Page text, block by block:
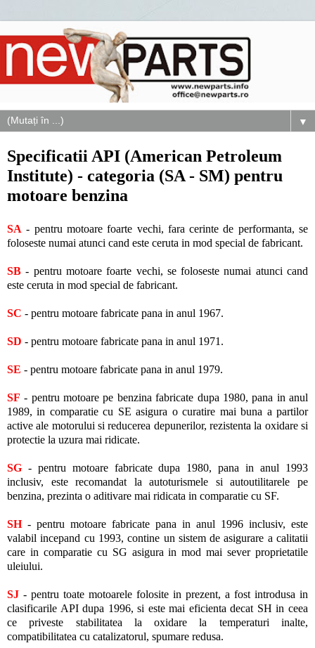
▼
Specificatii API (American Petroleum
Institute) - categoria (SA - SM) pentru
motoare benzina
SA - pentru motoare foarte vechi, fara cerinte de performanta, se
foloseste numai atunci cand este ceruta in mod special de fabricant.
SB - pentru motoare foarte vechi, se foloseste numai atunci cand
este ceruta in mod special de fabricant.
SC - pentru motoare fabricate pana in anul 1967.
SD - pentru motoare fabricate pana in anul 1971.
SE - pentru motoare fabricate pana in anul 1979.
SF - pentru motoare pe benzina fabricate dupa 1980, pana in anul
1989, in comparatie cu SE asigura o curatire mai buna a partilor
active ale motorului si reducerea depunerilor, rezistenta la oxidare si
protectie la uzura mai ridicate.
SG - pentru motoare fabricate dupa 1980, pana in anul 1993
inclusiv, este recomandat la autoturismele si autoutilitarele pe
benzina, prezinta o aditivare mai ridicata in comparatie cu SF.
SH- pentru motoare fabricate pana in anul 1996 inclusiv, este
valabil incepand cu 1993, contine un sistem de asigurare a calitatii
care in comparatie cu SG asigura in mod mai sever proprietatile
uleiului.
SJ - pentru toate motoarele folosite in prezent, a fost introdusa in
clasificarile API dupa 1996, si este mai eficienta decat SH in ceea
ce priveste stabilitatea la oxidare la temperaturi inalte,
compatibilitatea cu catalizatorul, spumare redusa.